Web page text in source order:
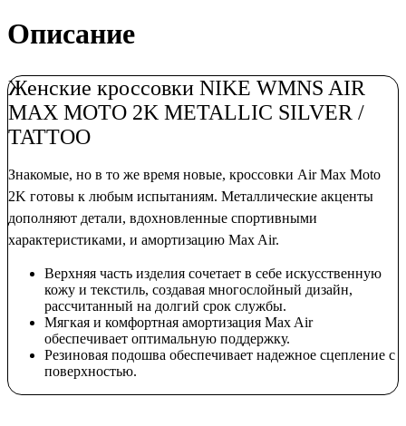
Описание
Женские кроссовки NIKE WMNS AIR
MAX MOTO 2K METALLIC SILVER /
TATTOO
Знакомые, но в то же время новые, кроссовки Air Max Moto
2K готовы к любым испытаниям. Металлические акценты
дополняют детали, вдохновленные спортивными
характеристиками, и амортизацию Max Air.
Верхняя часть изделия сочетает в себе искусственную
кожу и текстиль, создавая многослойный дизайн,
рассчитанный на долгий срок службы.
Мягкая и комфортная амортизация Max Air
обеспечивает оптимальную поддержку.
Резиновая подошва обеспечивает надежное сцепление с
поверхностью.